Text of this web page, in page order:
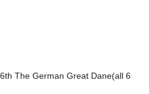
The German Great Dane(all 6